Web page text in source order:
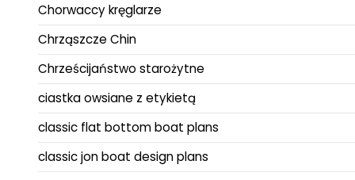
Chorwaccy kręglarze
Chrząszcze Chin
Chrześcijaństwo starożytne
ciastka owsiane z etykietą
classic flat bottom boat plans
classic jon boat design plans